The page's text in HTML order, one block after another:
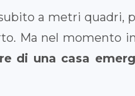
a metri quadri,
Ma nel momento
di una casa